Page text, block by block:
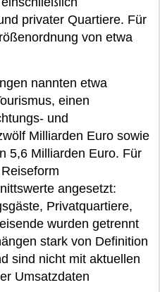
privater Quartiere. Für
von etwa
nannten etwa
einen
und
Milliarden Euro sowie
5,6 Milliarden Euro. Für
angesetzt:
Privatquartiere,
wurden getrennt
stark von Definition
sind nicht mit aktuellen
Umsatzdaten